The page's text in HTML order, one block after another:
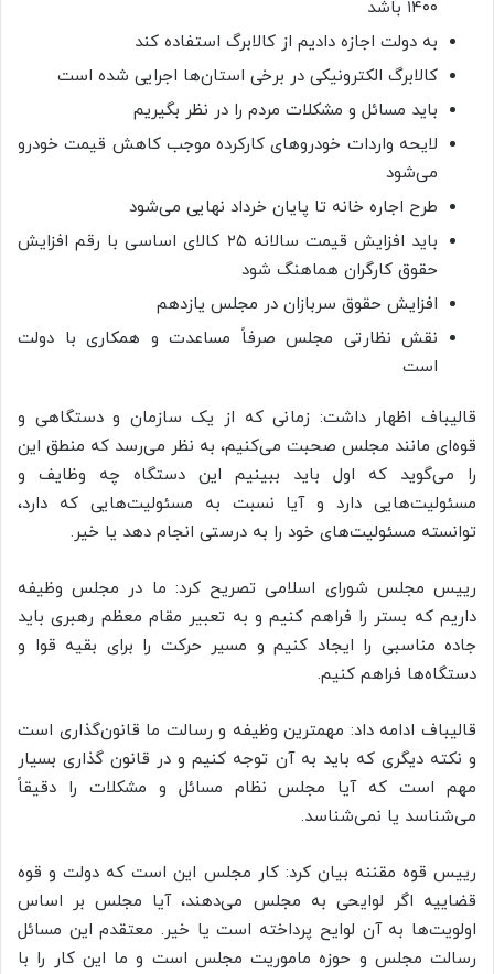
۱۴۰۰ باشد
به دولت اجازه دادیم از کالابرگ استفاده کند
کالابرگ الکترونیکی در برخی استان‌ها اجرایی شده است
باید مسائل و مشکلات مردم را در نظر بگیریم
لایحه واردات خودروهای کارکرده موجب کاهش قیمت خودرو
می‌شود
طرح اجاره خانه تا پایان خرداد نهایی می‌شود
باید افزایش قیمت سالانه ۲۵ کالای اساسی با رقم افزایش
حقوق کارگران هماهنگ شود
افزایش حقوق سربازان در مجلس یازدهم
نقش نظارتی مجلس صرفاً مساعدت و همکاری با دولت
است
قالیباف اظهار داشت: زمانی که از یک سازمان و دستگاهی و
قوه‌ای مانند مجلس صحبت می‌کنیم، به نظر می‌رسد که منطق این
را می‌گوید که اول باید ببینیم این دستگاه چه وظایف و
مسئولیت‌هایی دارد و آیا نسبت به مسئولیت‌هایی که دارد،
توانسته مسئولیت‌های خود را به درستی انجام دهد یا خیر.
رییس مجلس شورای اسلامی تصریح کرد: ما در مجلس وظیفه
داریم که بستر را فراهم کنیم و به تعبیر مقام معظم رهبری باید
جاده مناسبی را ایجاد کنیم و مسیر حرکت را برای بقیه قوا و
دستگاه‌ها فراهم کنیم.
قالیباف ادامه داد: مهمترین وظیفه و رسالت ما قانون‌گذاری است
و نکته دیگری که باید به آن توجه کنیم و در قانون گذاری بسیار
مهم است که آیا مجلس نظام مسائل و مشکلات را دقیقاً
می‌شناسد یا نمی‌شناسد.
رییس قوه مقننه بیان کرد: کار مجلس این است که دولت و قوه
قضاییه اگر لوایحی به مجلس می‌دهند، آیا مجلس بر اساس
اولویت‌ها به آن لوایح پرداخته است یا خیر. معتقدم این مسائل
رسالت مجلس و حوزه ماموریت مجلس است و ما این کار را با